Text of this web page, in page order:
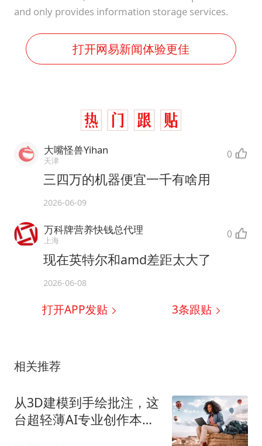
and only provides information storage services.
打开网易新闻体验更佳
大嘴怪兽Yihan
天津 0
三四万的机器便宜一千有啥用
2026-06-09
万科牌营养快钱总代理
上海 0
现在英特尔和amd差距太大了
2026-06-08
打开APP发贴 3条跟贴
相关推荐
从3D建模到手绘批注，这
台超轻薄AI专业创作本全